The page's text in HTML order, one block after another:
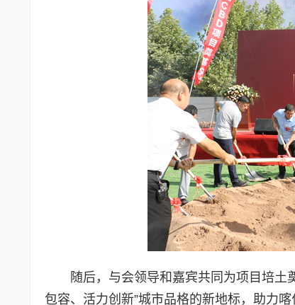
随后，与会领导和嘉宾共同为项目培
包容、活力创新”城市品格的新地标，助力喀